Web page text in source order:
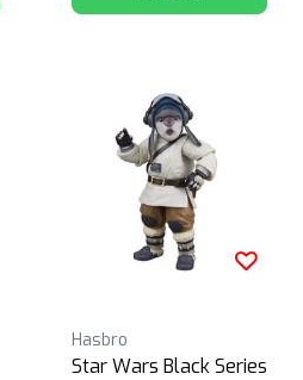
Hasbro
Star Wars Black Series